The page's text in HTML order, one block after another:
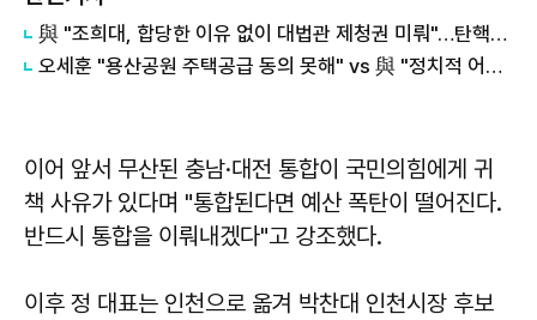
與 "조희대, 합당한 이유 없이 대법관 제청권 미뤄"…탄핵은 '신중'
오세훈 "용산공원 주택공급 동의 못해" vs 與 "정치적 어젠다로 사용" 맞불
이어 앞서 무산된 충남·대전 통합이 국민의힘에게 귀
책 사유가 있다며 "통합된다면 예산 폭탄이 떨어진다.
반드시 통합을 이뤄내겠다"고 강조했다.
이후 정 대표는 인천으로 옮겨 박찬대 인천시장 후보